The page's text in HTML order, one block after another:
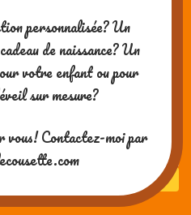
personnalisée? Un
de naissance? Un
votre enfant ou pour
sur mesure?
vous! Contactez-moi par
! Si vous
vous
en me